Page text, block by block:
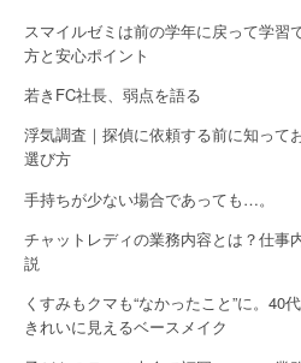
スマイルゼミは前の学年に戻って学習
方と安心ポイント
若きFC社長、弱点を語る
浮気調査｜探偵に依頼する前に知って
選び方
手持ちが少ない場合であっても…。
チャットレディの業務内容とは？仕事
説
くすみもクマも“なかったこと”に。40
きれいに見えるベースメイク